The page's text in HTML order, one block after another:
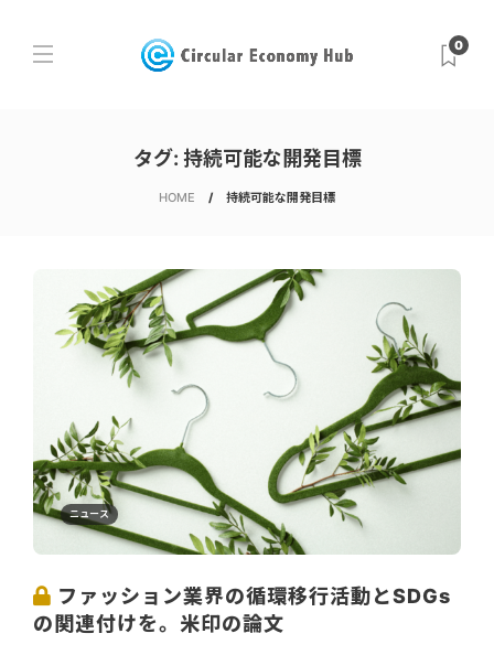
0
タグ: 持続可能な開発目標
HOME 持続可能な開発目標
ニュース
ファッション業界の循環移行活動とSDGs
の関連付けを。米印の論文